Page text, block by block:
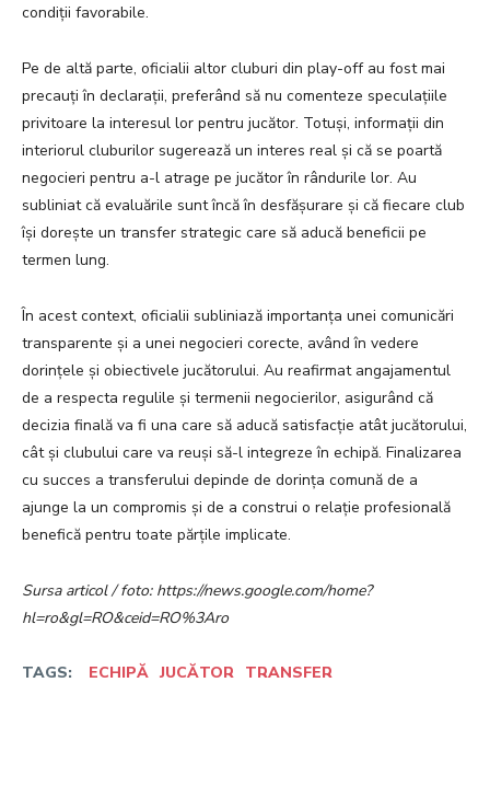
condiții favorabile.
Pe de altă parte, oficialii altor cluburi din play-off au fost mai
precauți în declarații, preferând să nu comenteze speculațiile
privitoare la interesul lor pentru jucător. Totuși, informații din
interiorul cluburilor sugerează un interes real și că se poartă
negocieri pentru a-l atrage pe jucător în rândurile lor. Au
subliniat că evaluările sunt încă în desfășurare și că fiecare club
își dorește un transfer strategic care să aducă beneficii pe
termen lung.
În acest context, oficialii subliniază importanța unei comunicări
transparente și a unei negocieri corecte, având în vedere
dorințele și obiectivele jucătorului. Au reafirmat angajamentul
de a respecta regulile și termenii negocierilor, asigurând că
decizia finală va fi una care să aducă satisfacție atât jucătorului,
cât și clubului care va reuși să-l integreze în echipă. Finalizarea
cu succes a transferului depinde de dorința comună de a
ajunge la un compromis și de a construi o relație profesională
benefică pentru toate părțile implicate.
Sursa articol / foto: https://news.google.com/home?
hl=ro&gl=RO&ceid=RO%3Aro
TAGS: ECHIPĂ JUCĂTOR TRANSFER